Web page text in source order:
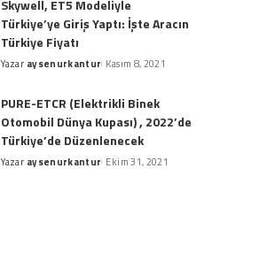
Skywell, ET5 Modeliyle
Türkiye’ye Giriş Yaptı: İşte Aracın
Türkiye Fiyatı
Posted
Yazar aysenurkantur Kasım 8, 2021
PURE-ETCR (Elektrikli Binek
Otomobil Dünya Kupası) , 2022’de
Türkiye’de Düzenlenecek
Posted
Yazar aysenurkantur Ekim 31, 2021